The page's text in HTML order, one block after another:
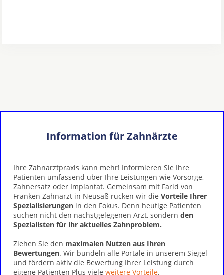
Information für Zahnärzte
Ihre Zahnarztpraxis kann mehr! Informieren Sie Ihre
Patienten umfassend über Ihre Leistungen wie Vorsorge,
Zahnersatz oder Implantat. Gemeinsam mit Farid von
Franken Zahnarzt in Neusäß rücken wir die Vorteile Ihrer
Spezialisierungen in den Fokus. Denn heutige Patienten
suchen nicht den nächstgelegenen Arzt, sondern den
Spezialisten für ihr aktuelles Zahnproblem.
Ziehen Sie den maximalen Nutzen aus Ihren
Bewertungen. Wir bündeln alle Portale in unserem Siegel
und fördern aktiv die Bewertung Ihrer Leistung durch
eigene Patienten Plus viele weitere Vorteile.